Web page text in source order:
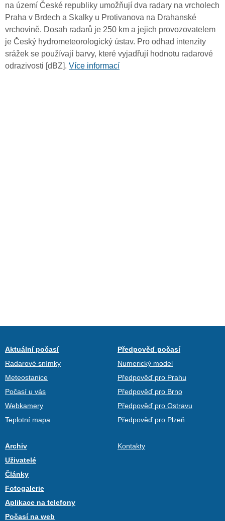
na území České republiky umožňují dva radary na vrcholech
Praha v Brdech a Skalky u Protivanova na Drahanské
vrchovině. Dosah radarů je 250 km a jejich provozovatelem
je Český hydrometeorologický ústav. Pro odhad intenzity
srážek se používají barvy, které vyjadřují hodnotu radarové
odrazivosti [dBZ]. Více informací
Aktuální počasí
Radarové snímky
Meteostanice
Počasí u vás
Webkamery
Teplotní mapa
Předpověď počasí
Numerický model
Předpověď pro Prahu
Předpověď pro Brno
Předpověď pro Ostravu
Předpověď pro Plzeň
Archiv
Uživatelé
Články
Fotogalerie
Aplikace na telefony
Počasí na web
Kontakty